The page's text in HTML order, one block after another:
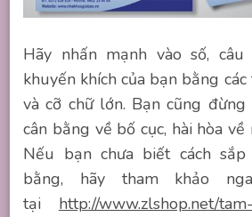
Hãy nhấn mạnh vào số,
khuyến khích của bạn bằng
và cỡ chữ lớn. Bạn cũng
cân bằng về bố cục, hài hòa về
Nếu bạn chưa biết cách
bằng, hãy tham khảo
tại http://www.zlshop.net/